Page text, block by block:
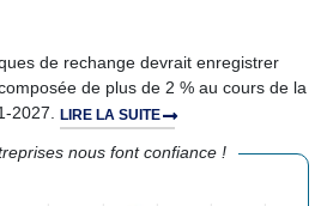
de rechange devrait enregistrer
de plus de 2 % au cours de la
2027. LIRE LA SUITE
nous font confiance !